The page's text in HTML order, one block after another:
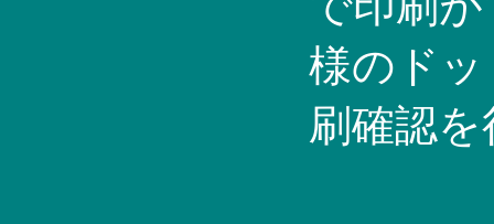
様のド
刷確認